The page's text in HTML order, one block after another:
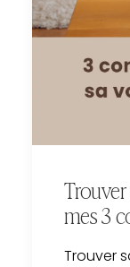
mes 3
Trouver